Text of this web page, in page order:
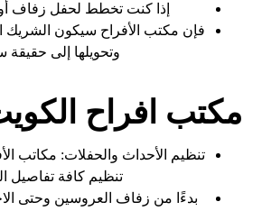
إذا كنت تخطط لحفل زفاف
فإن مكتب الأفراح سيكون الشريك
وتحويلها إلى حقيقة
مكتب افراح
تنظيم الأحداث والحفلات: مكاتب
تنظيم كافة تفاصيل
بدءًا من زفاف العروسين وحتى